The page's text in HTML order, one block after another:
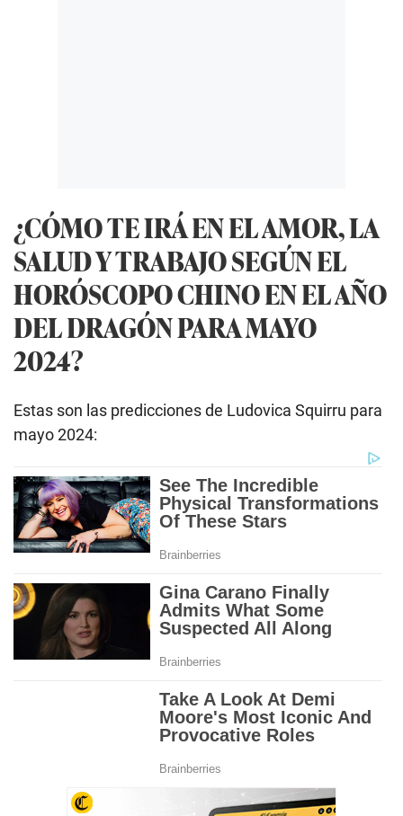
¿CÓMO TE IRÁ EN EL AMOR, LA
SALUD Y TRABAJO SEGÚN EL
HORÓSCOPO CHINO EN EL AÑO
DEL DRAGÓN PARA MAYO
2024?
Estas son las predicciones de Ludovica Squirru para
mayo 2024: